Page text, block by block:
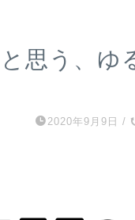
思う、ゆ
2020年9月9日 /